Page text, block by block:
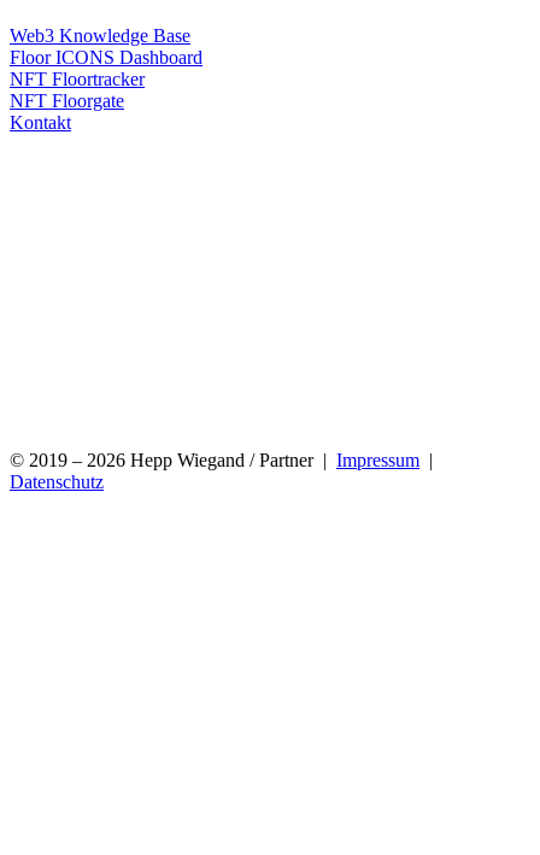
Web3 Knowledge Base
Floor ICONS Dashboard
NFT Floortracker
NFT Floorgate
Kontakt
© 2019 – 2026 Hepp Wiegand / Partner | Impressum |
Datenschutz